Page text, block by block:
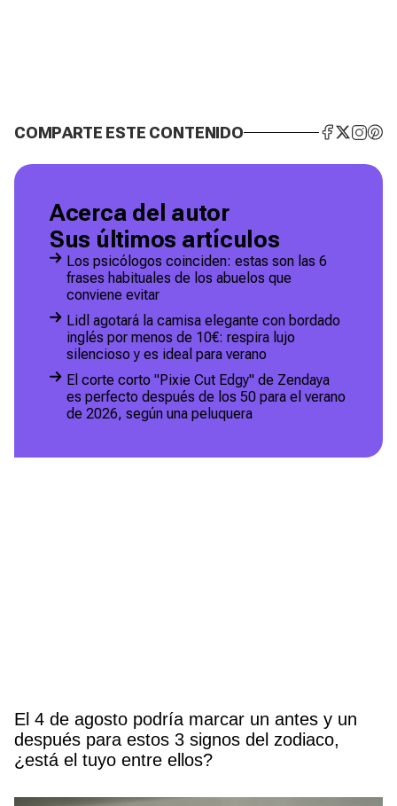
COMPARTE ESTE CONTENIDO
Acerca del autor
Sus últimos artículos
Los psicólogos coinciden: estas son las 6
frases habituales de los abuelos que
conviene evitar
Lidl agotará la camisa elegante con bordado
inglés por menos de 10€: respira lujo
silencioso y es ideal para verano
El corte corto "Pixie Cut Edgy" de Zendaya
es perfecto después de los 50 para el verano
de 2026, según una peluquera
El 4 de agosto podría marcar un antes y un
después para estos 3 signos del zodiaco,
¿está el tuyo entre ellos?